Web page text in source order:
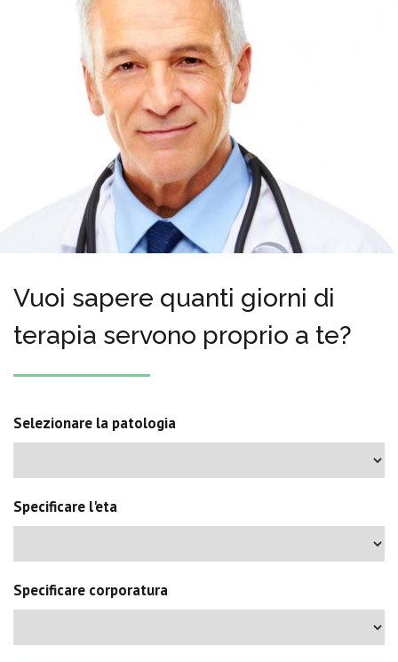
Vuoi sapere quanti giorni di
terapia servono proprio a te?
Selezionare la patologia
Specificare l'eta
Specificare corporatura